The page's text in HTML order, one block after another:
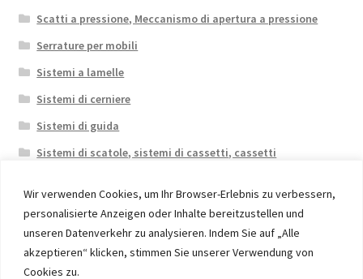
Wir verwenden Cookies, um Ihr Browser-Erlebnis zu verbessern,
personalisierte Anzeigen oder Inhalte bereitzustellen und
unseren Datenverkehr zu analysieren. Indem Sie auf „Alle
akzeptieren“ klicken, stimmen Sie unserer Verwendung von
Cookies zu.
Scatti a pressione, Meccanismo di apertura a pressione
Serrature per mobili
Sistemi a lamelle
Sistemi di cerniere
Sistemi di guida
Sistemi di scatole, sistemi di cassetti, cassetti
© 2026 Eruon Trade UG, Germany, member of the ERUON